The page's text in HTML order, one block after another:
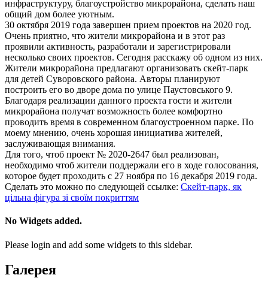
инфраструктуру, благоустройство микрорайона, сделать наш
общий дом более уютным.
30 октября 2019 года завершен прием проектов на 2020 год.
Очень приятно, что жители микрорайона и в этот раз
проявили активность, разработали и зарегистрировали
несколько своих проектов. Сегодня расскажу об одном из них.
Жители микрорайона предлагают организовать скейт-парк
для детей Суворовского района. Авторы планируют
построить его во дворе дома по улице Паустовського 9.
Благодаря реализации данного проекта гости и жители
микрорайона получат возможность более комфортно
проводить время в современном благоустроенном парке. По
моему мнению, очень хорошая инициатива жителей,
заслуживающая внимания.
Для того, чтоб проект № 2020-2647 был реализован,
необходимо чтоб жители поддержали его в ходе голосования,
которое будет проходить с 27 ноября по 16 декабря 2019 года.
Сделать это можно по следующей ссылке: Скейт-парк, як
цільна фігура зі своїм покриттям
No Widgets added.
Please login and add some widgets to this sidebar.
Галерея